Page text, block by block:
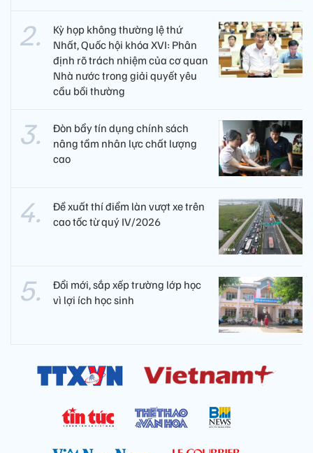
Kỳ họp không thường lệ thứ
Nhất, Quốc hội khóa XVI: Phân
định rõ trách nhiệm của cơ quan
Nhà nước trong giải quyết yêu
cầu bồi thường
Đòn bẩy tín dụng chính sách
nâng tầm nhân lực chất lượng
cao
Đề xuất thí điểm làn vượt xe trên
cao tốc từ quý IV/2026
Đổi mới, sắp xếp trường lớp học
vì lợi ích học sinh